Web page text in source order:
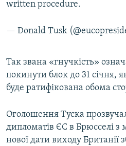
written procedure.
— Donald Tusk
Так звана «гнучкість»
покинути блок до 31 січня,
буде ратифікована обома
Оголошення Туска
дипломатів ЄС в Брюсселі
нової дати виходу Британії